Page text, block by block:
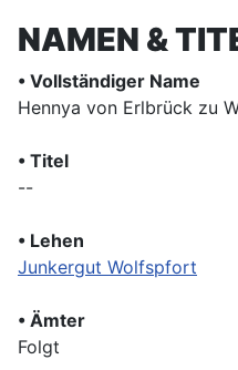
NAMEN &
• Vollständiger Name
Hennya von Erlbrück zu
• Titel
--
• Lehen
Junkergut Wolfspfort
• Ämter
Folgt